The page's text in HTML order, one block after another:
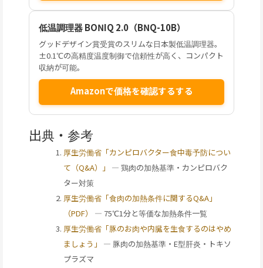
低温調理器 BONIQ 2.0（BNQ-10B）
グッドデザイン賞受賞のスリムな日本製低温調理器。
±0.1℃の高精度温度制御で信頼性が高く、コンパクト
収納が可能。
Amazonで価格を確認するする
出典・参考
厚生労働省「カンピロバクター食中毒予防につい
て（Q&A）」
— 鶏肉の加熱基準・カンピロバク
ター対策
厚生労働省「食肉の加熱条件に関するQ&A」
（PDF）
— 75℃1分と等価な加熱条件一覧
厚生労働省「豚のお肉や内臓を生食するのはやめ
ましょう」
— 豚肉の加熱基準・E型肝炎・トキソ
プラズマ